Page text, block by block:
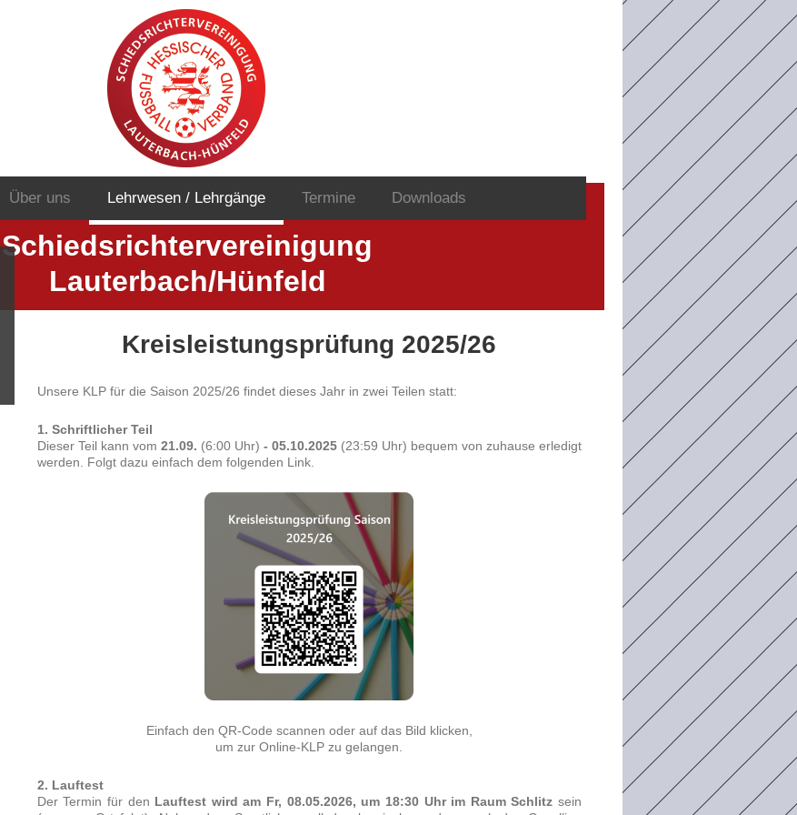
Über uns Lehrwesen / Lehrgänge Termine Downloads
Schiedsrichtervereinigung
Lauterbach/Hünfeld
Kreisleistungsprüfung 2025/26
Unsere KLP für die Saison 2025/26 findet dieses Jahr in zwei Teilen statt:
1. Schriftlicher Teil
Dieser Teil kann vom 21.09. (6:00 Uhr) - 05.10.2025(23:59 Uhr) bequem von zuhause erledigt
werden. Folgt dazu einfach dem folgenden Link.
Einfach den QR-Code scannen oder auf das Bild klicken,
um zur Online-KLP zu gelangen.
2. Lauftest
Der Termin für den Lauftest wird am Fr, 08.05.2026, um 18:30 Uhr im Raum Schlitz sein